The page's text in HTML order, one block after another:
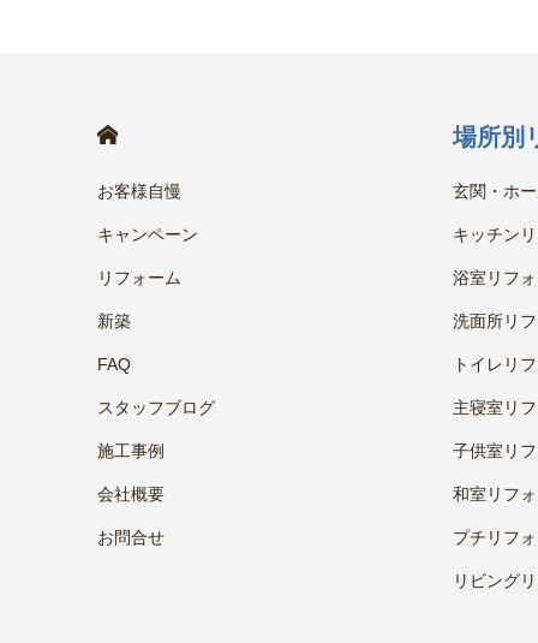
お客様自慢
キャンペーン
リフォーム
新築
FAQ
スタッフブログ
施工事例
会社概要
お問合せ
場所別
玄関・ホ
キッチン
浴室リフ
洗面所リ
トイレリ
主寝室リ
子供室リ
和室リフ
プチリフ
リビング